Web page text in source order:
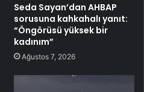
Seda Sayan’dan AHBAP
sorusuna kahkahalı yanıt:
“Öngörüsü yüksek bir
kadınım”
Ağustos 7, 2026